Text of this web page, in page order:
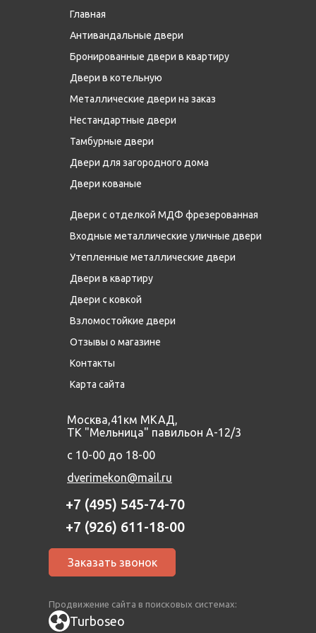
Главная
Антивандальные двери
Бронированные двери в квартиру
Двери в котельную
Металлические двери на заказ
Нестандартные двери
Тамбурные двери
Двери для загородного дома
Двери кованые
Двери с отделкой МДФ фрезерованная
Входные металлические уличные двери
Утепленные металлические двери
Двери в квартиру
Двери с ковкой
Взломостойкие двери
Отзывы о магазине
Контакты
Карта сайта
Москва,41км МКАД,
ТК "Мельница" павильон А-12/3
с 10-00 до 18-00
dverimekon@mail.ru
+7 (495) 545-74-70
+7 (926) 611-18-00
Заказать звонок
Продвижение сайта в поисковых системах:
Turboseo